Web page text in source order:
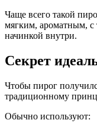
Чаще всего такой
мягким, ароматным, с
начинкой внутри.
Секрет
Чтобы пирог
традиционному
Обычно используют: